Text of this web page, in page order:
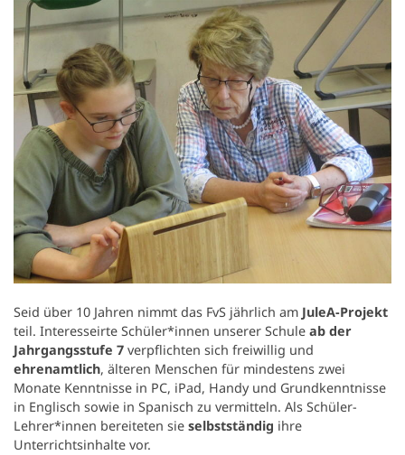
Seid über 10 Jahren nimmt das FvS jährlich am JuleA-Projekt
teil. Interesseirte Schüler*innen unserer Schule ab der
Jahrgangsstufe 7 verpflichten sich freiwillig und
ehrenamtlich, älteren Menschen für mindestens zwei
Monate Kenntnisse in PC, iPad, Handy und Grundkenntnisse
in Englisch sowie in Spanisch zu vermitteln. Als Schüler-
Lehrer*innen bereiteten sie selbstständig ihre
Unterrichtsinhalte vor.